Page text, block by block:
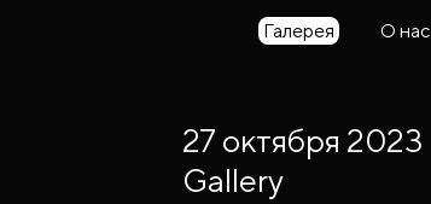
Галерея О нас
27 октября 2023
Gallery